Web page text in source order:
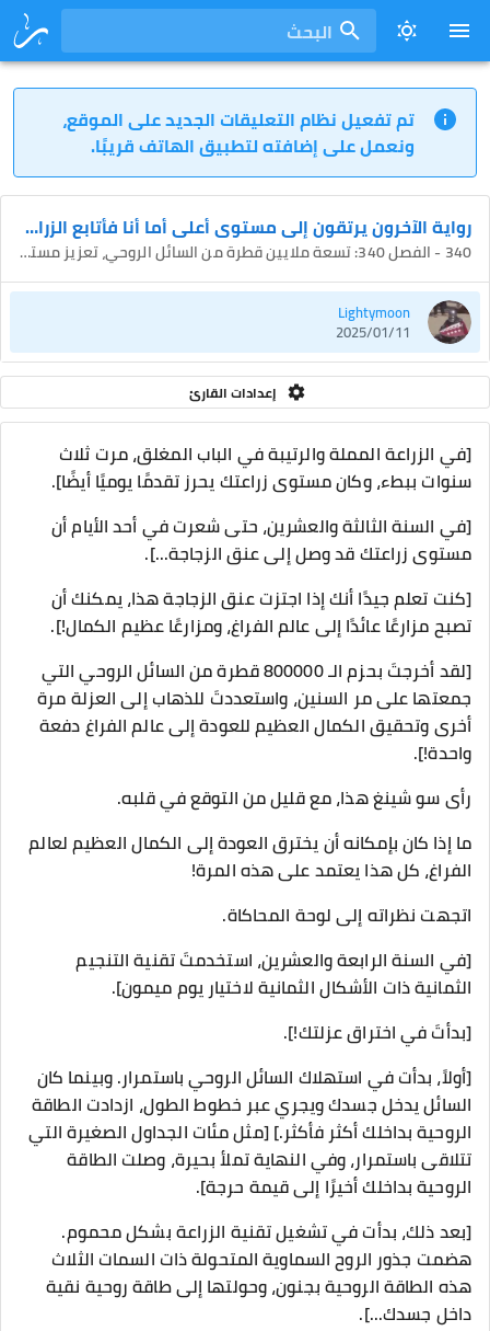
البحث
تم تفعيل نظام التعليقات الجديد على الموقع،
ونعمل على إضافته لتطبيق الهاتف قريبًا.
رواية الآخرون يرتقون إلى مستوى أعلى أما أنا فأتابع الزراعة
340 - الفصل 340: تسعة ملايين قطرة من السائل الروحي، تعزيز مستوى الزراعة بشكل مكثف! (3)
Lightymoon
2025/01/11
إعدادات القارئ
[في الزراعة المملة والرتيبة في الباب المغلق، مرت ثلاث
سنوات ببطء، وكان مستوى زراعتك يحرز تقدمًا يوميًا أيضًا].
[في السنة الثالثة والعشرين، حتى شعرت في أحد الأيام أن
مستوى زراعتك قد وصل إلى عنق الزجاجة...].
[كنت تعلم جيدًا أنك إذا اجتزت عنق الزجاجة هذا، يمكنك أن
تصبح مزارعًا عائدًا إلى عالم الفراغ، ومزارعًا عظيم الكمال!].
[لقد أخرجتَ بحزم الـ 800000 قطرة من السائل الروحي التي
جمعتها على مر السنين، واستعددتَ للذهاب إلى العزلة مرة
أخرى وتحقيق الكمال العظيم للعودة إلى عالم الفراغ دفعة
واحدة!].
رأى سو شينغ هذا، مع قليل من التوقع في قلبه.
ما إذا كان بإمكانه أن يخترق العودة إلى الكمال العظيم لعالم
الفراغ، كل هذا يعتمد على هذه المرة!
اتجهت نظراته إلى لوحة المحاكاة.
[في السنة الرابعة والعشرين، استخدمتَ تقنية التنجيم
الثمانية ذات الأشكال الثمانية لاختيار يوم ميمون].
[بدأتَ في اختراق عزلتك!].
[أولاً، بدأت في استهلاك السائل الروحي باستمرار. وبينما كان
السائل يدخل جسدك ويجري عبر خطوط الطول، ازدادت الطاقة
الروحية بداخلك أكثر فأكثر.] [مثل مئات الجداول الصغيرة التي
تتلاقى باستمرار، وفي النهاية تملأ بحيرة، وصلت الطاقة
الروحية بداخلك أخيرًا إلى قيمة حرجة].
[بعد ذلك، بدأت في تشغيل تقنية الزراعة بشكل محموم.
هضمت جذور الروح السماوية المتحولة ذات السمات الثلاث
هذه الطاقة الروحية بجنون، وحولتها إلى طاقة روحية نقية
داخل جسدك...].